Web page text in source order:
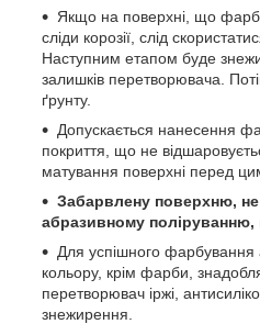
Якщо на поверхні, що
сліди корозії, слід
Наступним етапом буде
залишків перетворювача.
ґрунту.
Допускається нанесення
покриття, що не
матування поверхні перед
Забарвлену поверхню,
абразивному поліруванню,
Для успішного фарбування
кольору, крім фарби,
перетворювач іржі,
знежирення.